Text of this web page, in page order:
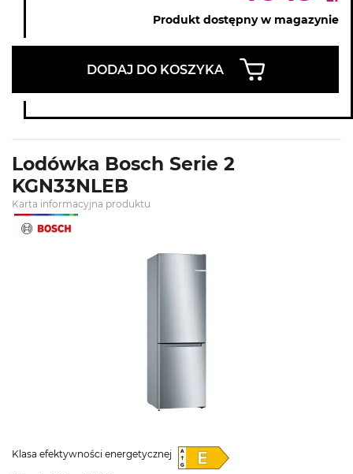
Produkt dostępny w magazynie
DODAJ DO KOSZYKA
Lodówka Bosch Serie 2
KGN33NLEB
Karta informacyjna produktu
Klasa efektywności energetycznej